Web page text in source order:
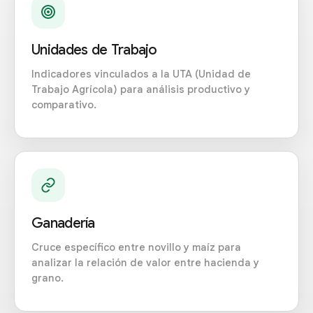
Unidades de Trabajo
Indicadores vinculados a la UTA (Unidad de
Trabajo Agrícola) para análisis productivo y
comparativo.
Ganadería
Cruce específico entre novillo y maíz para
analizar la relación de valor entre hacienda y
grano.